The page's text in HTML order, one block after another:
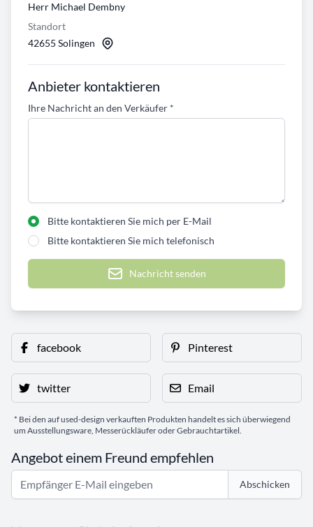
Herr Michael Dembny
Standort
42655 Solingen
Anbieter kontaktieren
Ihre Nachricht an den Verkäufer *
Bitte kontaktieren Sie mich per E-Mail
Bitte kontaktieren Sie mich telefonisch
Nachricht senden
facebook Pinterest
twitter Email
* Bei den auf used-design verkauften Produkten handelt es sich überwiegend
um Ausstellungsware, Messerückläufer oder Gebrauchtartikel.
Angebot einem Freund empfehlen
Abschicken